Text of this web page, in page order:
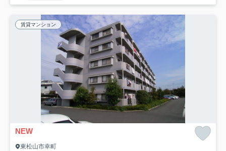
賃貸マンション
NEW
東松山市幸町